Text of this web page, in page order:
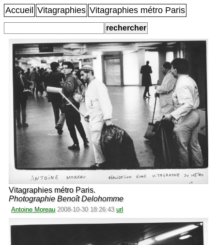
Accueil Vitagraphies Vitagraphies métro Paris
Vitagraphies métro Paris.
Photographie Benoît Delohomme
Antoine Moreau 2008-10-30 18:26:43 url